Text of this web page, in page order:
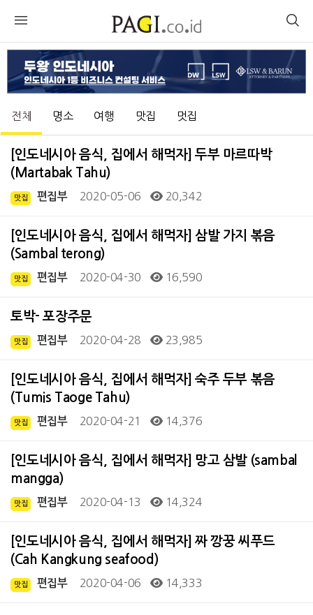
전체 명소 여행 맛집 멋집
[인도네시아 음식, 집에서 해먹자] 두부 마르따박
(Martabak Tahu)
맛집 편집부 2020-05-06 20,342
[인도네시아 음식, 집에서 해먹자] 삼발 가지 볶음
(Sambal terong)
맛집 편집부 2020-04-30 16,590
토박- 포장주문
맛집 편집부 2020-04-28 23,985
[인도네시아 음식, 집에서 해먹자] 숙주 두부 볶음
(Tumis Taoge Tahu)
맛집 편집부 2020-04-21 14,376
[인도네시아 음식, 집에서 해먹자] 망고 삼발 (sambal
mangga)
맛집 편집부 2020-04-13 14,324
[인도네시아 음식, 집에서 해먹자] 짜 깡꿍 씨푸드
(Cah Kangkung seafood)
맛집 편집부 2020-04-06 14,333